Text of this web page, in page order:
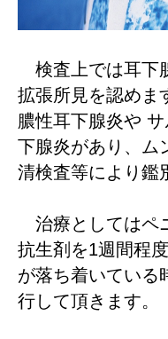
検査上では耳下
拡張所見を認めま
膿性耳下腺炎や サ
下腺炎があり、ム
清検査等により鑑
治療としてはペ
抗生剤を1週間程
が落ち着いている
行して頂きます。